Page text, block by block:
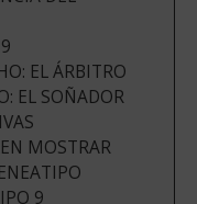
EL ÁRBITRO
EL SOÑADOR
MOSTRAR
9